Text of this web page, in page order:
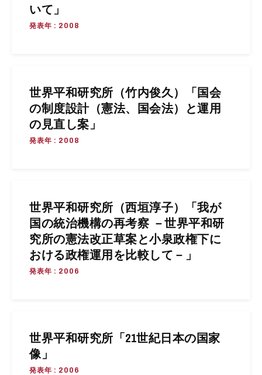
いて」
発表年 : 2008
世界平和研究所（竹内俊久）「国会
の制度設計（憲法、国会法）と運用
の見直し案」
発表年 : 2008
世界平和研究所（西垣淳子）「我が
国の統治機構の再考察 －世界平和研
究所の憲法改正草案と小泉政権下に
おける政権運用を比較して－」
発表年 : 2006
世界平和研究所「21世紀日本の国家
像」
発表年 : 2006